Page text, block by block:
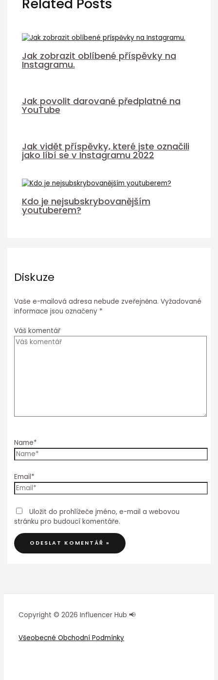
Jak zobrazit oblíbené příspěvky na
Instagramu.
Jak povolit darované předplatné na
YouTube
Jak vidět příspěvky, které jste označili
jako líbí se v Instagramu 2022
Kdo je nejsubskrybovanějším
youtuberem?
Diskuze
Vaše e-mailová adresa nebude zveřejněna. Vyžadované
informace jsou označeny *
Váš komentář
Name*
Email*
Uložit do prohlížeče jméno, e-mail a webovou
stránku pro budoucí komentáře.
Copyright © 2026 Influencer Hub 📢
Všeobecné Obchodní Podmínky